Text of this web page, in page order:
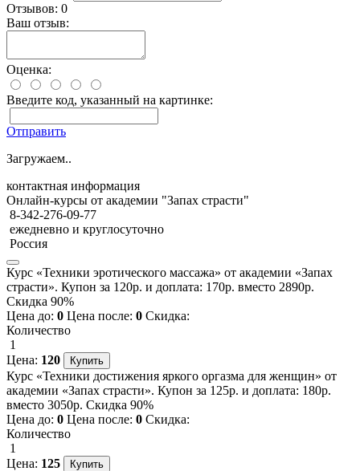
Отзывов: 0
Ваш отзыв:
Оценка:
Введите код, указанный на картинке:
Отправить
Загружаем..
контактная информация
Онлайн-курсы от академии "Запах страсти"
8-342-276-09-77
ежедневно и круглосуточно
Россия
Курс «Техники эротического массажа» от академии «Запах
страсти». Купон за 120р. и доплата: 170р. вместо 2890р.
Скидка 90%
Цена до: 0 Цена после: 0 Скидка:
Количество
1
Цена: 120
Курс «Техники достижения яркого оргазма для женщин» от
академии «Запах страсти». Купон за 125р. и доплата: 180р.
вместо 3050р. Скидка 90%
Цена до: 0 Цена после: 0 Скидка:
Количество
1
Цена: 125